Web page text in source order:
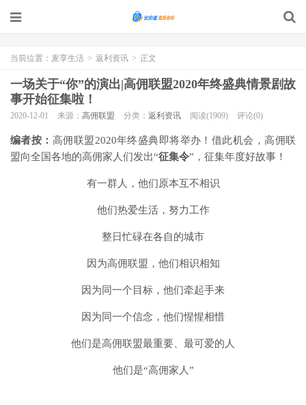
当前位置： 麦享生活 > 返利资讯 > 正文
一场关于“你”的演出|高佣联盟2020年终盛典情景剧故
事开始征集啦！
2020-12-01 来源： 高佣联盟 分类： 返利资讯 阅读(1909) 评论(0)
编者按： 高佣联盟2020年终盛典即将举办！借此机会，高佣联
盟向全国各地的高佣家人们发出“征集令”，征集年度好故事！
有一群人，他们原本互不相识
他们热爱生活，努力工作
整日忙碌在各自的城市
因为高佣联盟，他们相识相知
因为同一个目标，他们牵起手来
因为同一个信念，他们惺惺相惜
他们是高佣联盟最重要、最可爱的人
他们是“高佣家人”